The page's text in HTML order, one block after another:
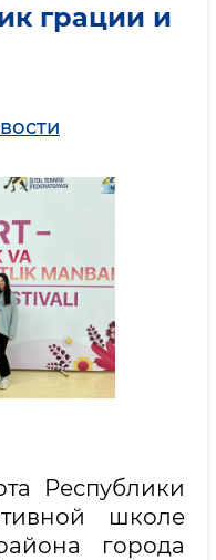
грации и
Республики
школе
города